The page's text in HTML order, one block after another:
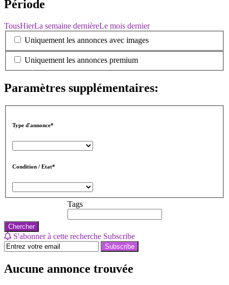
Période
TousHierLa semaine dernièreLe mois dernier
Uniquement les annonces avec images
Uniquement les annonces premium
Paramètres supplémentaires:
Type d'annonce*
Condition / Etat*
Tags
Chercher
S'abonner à cette recherche Subscribe
Subscribe
Aucune annonce trouvée